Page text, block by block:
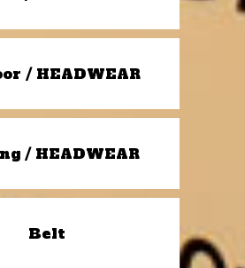
/ HEADWEAR
/ HEADWEAR
Belt